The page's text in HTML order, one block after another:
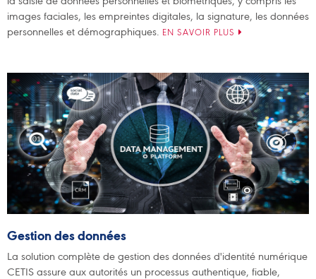
images faciales, les empreintes digitales, la signature, les données
personnelles et démographiques. EN SAVOIR PLUS
Gestion des données
La solution complète de gestion des données d'identité numérique
CETIS assure aux autorités un processus authentique, fiable,